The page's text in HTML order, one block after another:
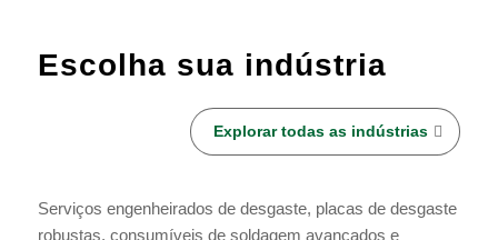
Escolha sua indústria
Explorar todas as indústrias
Serviços engenheirados de desgaste, placas de desgaste
robustas, consumíveis de soldagem avançados e